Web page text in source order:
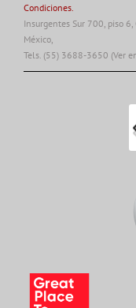
Condiciones.
Insurgentes Sur 700, piso
México,
Tels. (55) 3688-3650 (Ver